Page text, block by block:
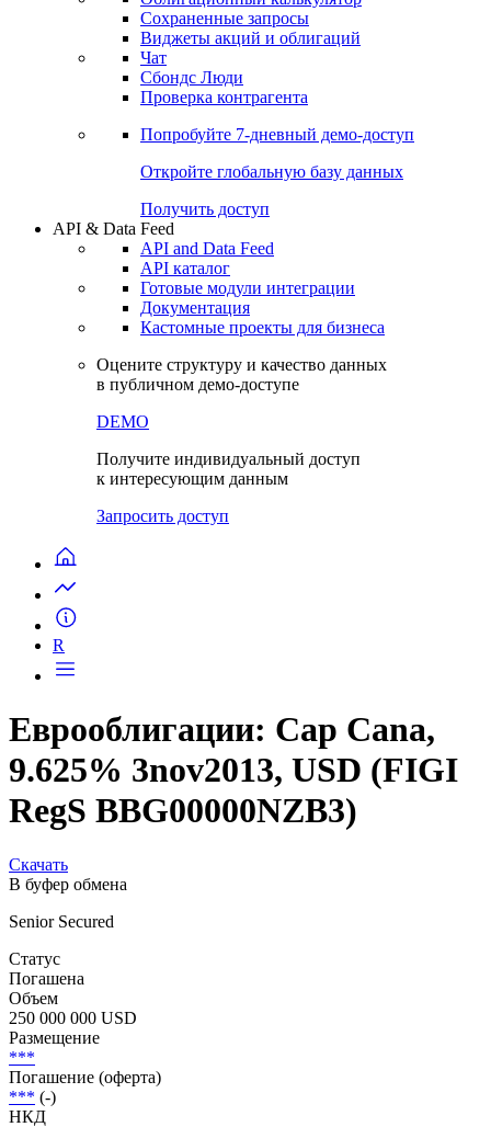
Сохраненные запросы
Виджеты акций и облигаций
Чат
Сбондс Люди
Проверка контрагента
Попробуйте 7-дневный демо-доступ
Откройте глобальную базу данных
Получить доступ
API & Data Feed
API and Data Feed
API каталог
Готовые модули интеграции
Документация
Кастомные проекты для бизнеса
Оцените структуру и качество данных
в публичном демо-доступе
DEMO
Получите индивидуальный доступ
к интересующим данным
Запросить доступ
R
Еврооблигации: Cap Cana,
9.625% 3nov2013, USD (FIGI
RegS BBG00000NZB3)
Скачать
В буфер обмена
Senior Secured
Статус
Погашена
Объем
250 000 000 USD
Размещение
***
Погашение (оферта)
*** (-)
НКД